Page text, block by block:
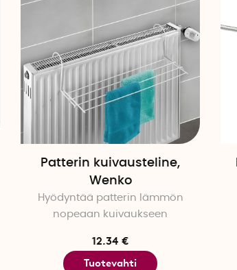
Patterin kuivausteline,
Wenko
Hyödyntää patterin lämmön
nopeaan kuivaukseen
12.34 €
Tuotevahti